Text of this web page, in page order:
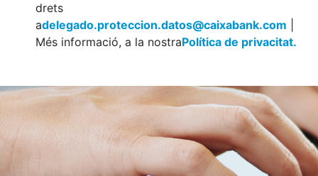
drets
adelegado.proteccion.datos@caixabank.com
Més informació, a la nostraPolítica de privacitat.